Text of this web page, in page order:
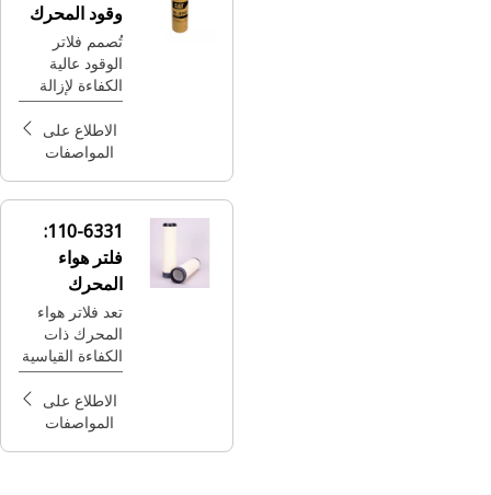
وقود المحرك
تُصمم فلاتر
الوقود عالية
الكفاءة لإزالة
الملوثات
الصغيرة وحماية
حواقن الوقود
وقتك وأموالك
والإصلاح المبكر.
الاطلاع على
المواصفات
110-6331:
فلتر هواء
المحرك
الثانوي ذو
الكفاءة
القياسية
تعد فلاتر هواء
المحرك ذات
الكفاءة القياسية
أفضل قيمة
لديك للتطبيقات
ذات الخدمة
الاطلاع على
المواصفات